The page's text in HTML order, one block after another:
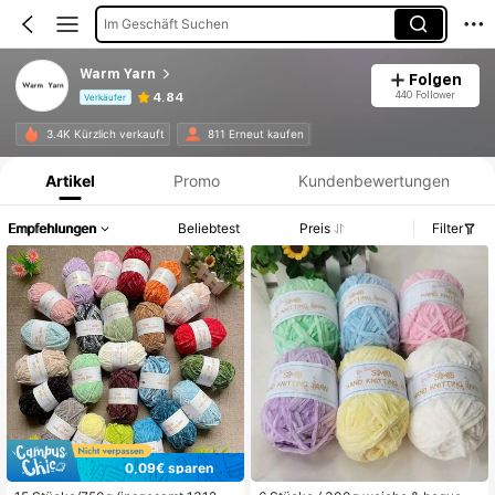
Im Geschäft Suchen
Warm Yarn
Verkäufer 4.84
Folgen
440 Follower
3.4K Kürzlich verkauft 811 Erneut kaufen
Produktinformation: Preisangabe, Verkaufs- und Lagerbestandsdetails.
Artikel Promo Kundenbewertungen
Empfehlungen Beliebtest Preis Filter
0,09€ sparen